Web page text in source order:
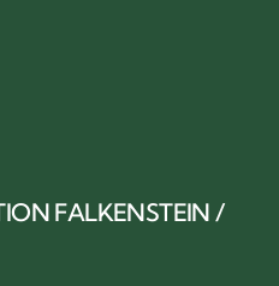
FALKENSTEIN /